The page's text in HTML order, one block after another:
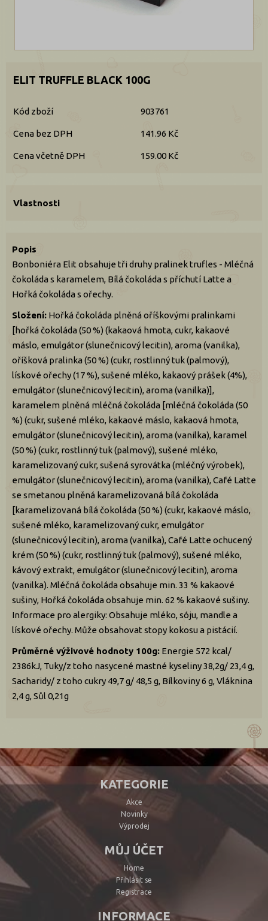
ELIT TRUFFLE BLACK 100G
Kód zboží 903761
Cena bez DPH 141.96 Kč
Cena včetně DPH 159.00 Kč
Vlastnosti
Popis
Bonboniéra Elit obsahuje tři druhy pralinek trufles - Mléčná
čokoláda s karamelem, Bílá čokoláda s příchutí Latte a
Hořká čokoláda s ořechy.
Složení: Hořká čokoláda plněná oříškovými pralinkami
[hořká čokoláda (50 %) (kakaová hmota, cukr, kakaové
máslo, emulgátor (slunečnicový lecitin), aroma (vanilka),
oříšková pralinka (50 %) (cukr, rostlinný tuk (palmový),
lískové ořechy (17 %), sušené mléko, kakaový prášek (4%),
emulgátor (slunečnicový lecitin), aroma (vanilka)],
karamelem plněná mléčná čokoláda [mléčná čokoláda (50
%) (cukr, sušené mléko, kakaové máslo, kakaová hmota,
emulgátor (slunečnicový lecitin), aroma (vanilka), karamel
(50 %) (cukr, rostlinný tuk (palmový), sušené mléko,
karamelizovaný cukr, sušená syrovátka (mléčný výrobek),
emulgátor (slunečnicový lecitin), aroma (vanilka), Café Latte
se smetanou plněná karamelizovaná bílá čokoláda
[karamelizovaná bílá čokoláda (50 %) (cukr, kakaové máslo,
sušené mléko, karamelizovaný cukr, emulgátor
(slunečnicový lecitin), aroma (vanilka), Café Latte ochucený
krém (50 %) (cukr, rostlinný tuk (palmový), sušené mléko,
kávový extrakt, emulgátor (slunečnicový lecitin), aroma
(vanilka). Mléčná čokoláda obsahuje min. 33 % kakaové
sušiny, Hořká čokoláda obsahuje min. 62 % kakaové sušiny.
Informace pro alergiky: Obsahuje mléko, sóju, mandle a
lískové ořechy. Může obsahovat stopy kokosu a pistácií.
Průměrné výživové hodnoty 100g: Energie 572 kcal/
2386kJ, Tuky/z toho nasycené mastné kyseliny 38,2g/ 23,4 g,
Sacharidy/ z toho cukry 49,7 g/ 48,5 g, Bílkoviny 6 g, Vláknina
2,4 g, Sůl 0,21g
KATEGORIE
Akce
Novinky
Výprodej
MŮJ ÚČET
Home
Přihlásit se
Registrace
INFORMACE